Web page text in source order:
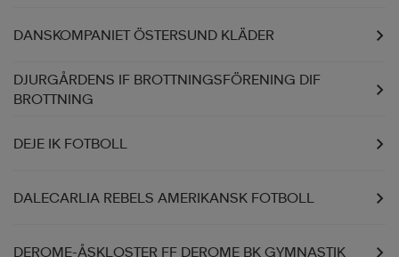
DANSKOMPANIET ÖSTERSUND KLÄDER
DJURGÅRDENS IF BROTTNINGSFÖRENING DIF
BROTTNING
DEJE IK FOTBOLL
DALECARLIA REBELS AMERIKANSK FOTBOLL
DEROME-ÅSKLOSTER FF DEROME BK GYMNASTIK